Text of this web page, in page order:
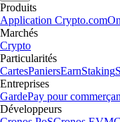
Produits
Application Crypto.com
Marchés
Crypto
Particularités
CartesPaniersEarnStaking
Entreprises
GardePay pour
Développeurs